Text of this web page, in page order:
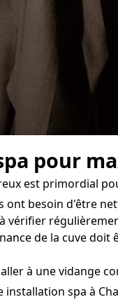
pour
est primordial
ont besoin d'être
vérifier
de la cuve
à une vidange
spa à